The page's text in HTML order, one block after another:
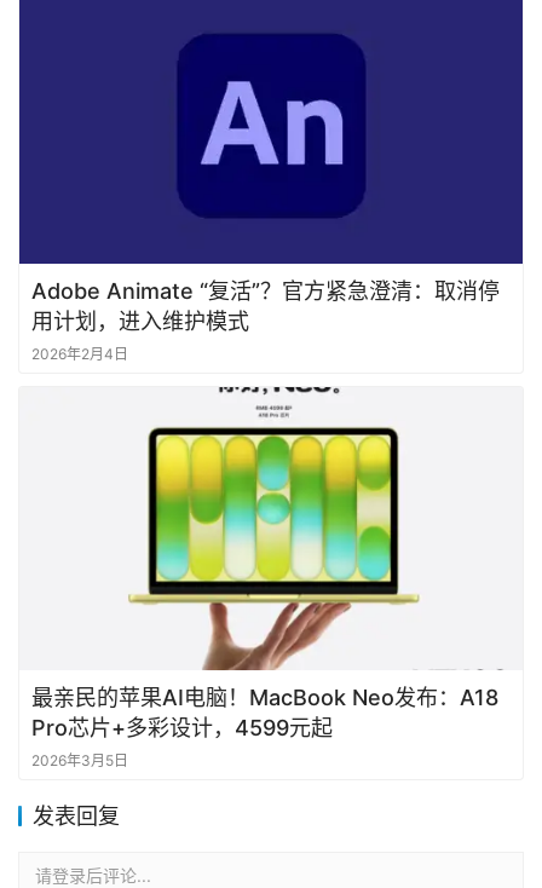
Adobe Animate “复活”？官方紧急澄清：取消停
用计划，进入维护模式
2026年2月4日
最亲民的苹果AI电脑！MacBook Neo发布：A18
Pro芯片+多彩设计，4599元起
2026年3月5日
发表回复
请登录后评论...